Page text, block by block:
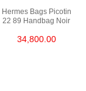
Hermes Bags Picotin
22 89 Handbag Noir
34,800.00